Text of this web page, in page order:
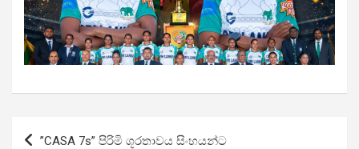
Post
”CASA 7s” පිරිමි ශූරතාවය සිංහයන්ට